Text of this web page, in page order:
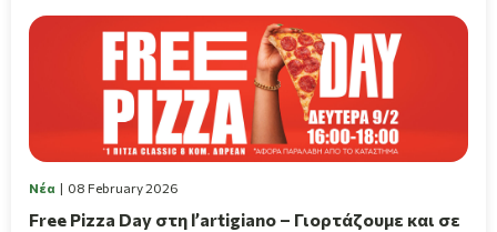
Νέα 08 February 2026
Free Pizza Day στη l’artigiano – Γιορτάζουμε και σε